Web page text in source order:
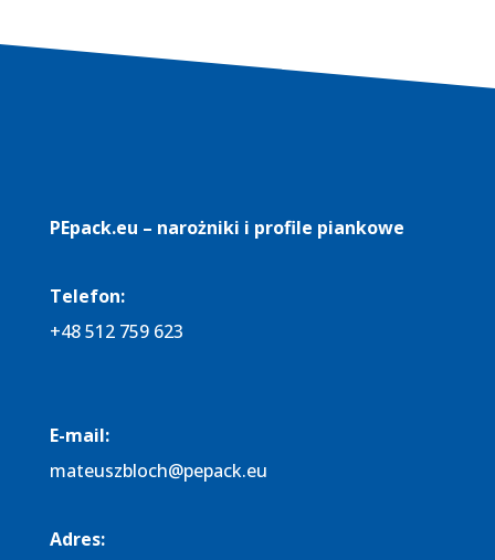
PEpack.eu – narożniki i profile piankowe
Telefon:
+48 512 759 623
E-mail:
mateuszbloch@pepack.eu
Adres:​